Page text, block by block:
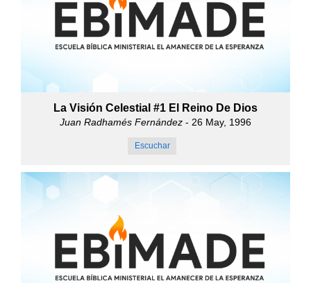
La Visión Celestial #1 El Reino De Dios
Juan Radhamés Fernández - 26 May, 1996
Escuchar